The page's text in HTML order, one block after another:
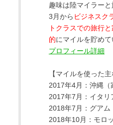
趣味は陸マイラー
3月から ビジネスク
トクラスでの旅行
的にマイルを貯めて
プロフィール詳細
【マイルを使った主
2017年4月：沖縄（
2017年7月：イタリ
2018年7月：グアム
2018年10月：モロ